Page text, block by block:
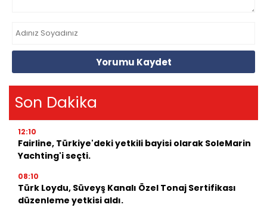
Yorumu Kaydet
Son Dakika
12:10
Fairline, Türkiye'deki yetkili bayisi olarak SoleMarin
Yachting'i seçti.
08:10
Türk Loydu, Süveyş Kanalı Özel Tonaj Sertifikası
düzenleme yetkisi aldı.